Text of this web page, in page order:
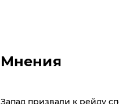
Мнения
Запад призвали к рейду